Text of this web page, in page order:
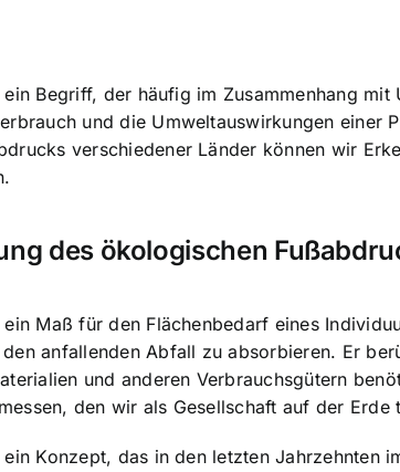
Begriff, der häufig im Zusammenhang
und die Umweltauswirkungen
verschiedener Länder können wir
des ökologischen
Maß für den Flächenbedarf eines
anfallenden Abfall zu absorbieren. Er
und anderen Verbrauchsgütern
den wir als Gesellschaft auf der Erde
Konzept, das in den letzten Jahrzehnten